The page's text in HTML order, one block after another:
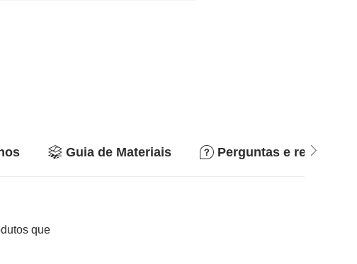
Guia de Materiais Perguntas e respostas
que